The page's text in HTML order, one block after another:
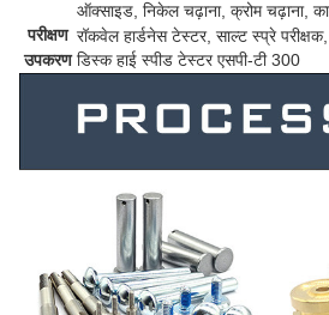
ऑक्साइड, निकेल चढ़ाना, क्रोम चढ़ाना,
परीक्षण
उपकरण
रॉकवेल हार्डनेस टेस्टर, साल्ट स्प्रे
डिस्क हाई स्पीड टेस्टर एसपी-टी 300